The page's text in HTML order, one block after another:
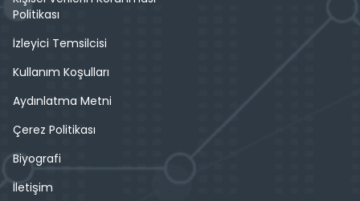
Politikası
İzleyici Temsilcisi
Kullanım Koşulları
Aydınlatma Metni
Çerez Politikası
Biyografi
İletişim